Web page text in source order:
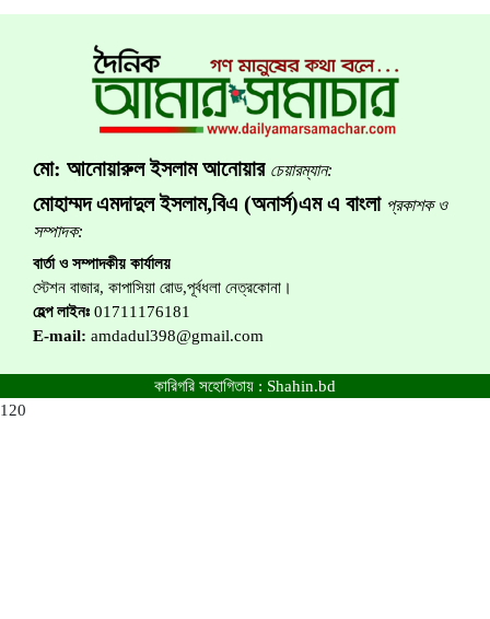
মো: আনোয়ারুল ইসলাম আনোয়ার চেয়ারম্যান:
মোহাম্মদ এমদাদুল ইসলাম,বিএ (অনার্স)এম এ বাংলা প্রকাশক ও
সম্পাদক:
বার্তা ও সম্পাদকীয় কার্যালয়
স্টেশন বাজার, কাপাসিয়া রোড,পূর্বধলা নেত্রকোনা।
হেল্প লাইনঃ 01711176181
E-mail: amdadul398@gmail.com
কারিগরি সহোগিতায় : Shahin.bd
120